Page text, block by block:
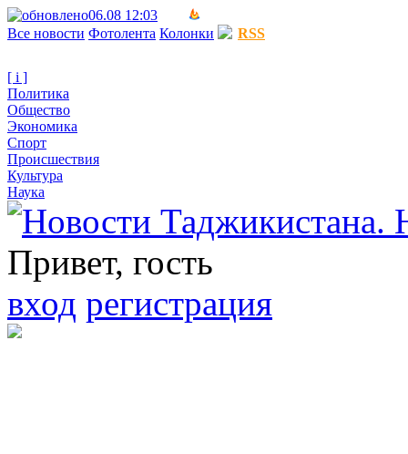
06.08 12:03
Все новости Фотолента Колонки RSS
[ i ]
Политика
Общество
Экономика
Спорт
Происшествия
Культура
Наука
Привет, гость
вход регистрация